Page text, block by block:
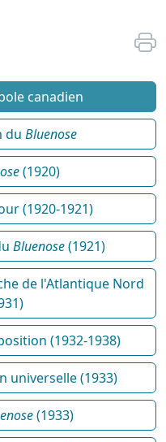
canadien
du Bluenose
(1920)
(1920-1921)
Bluenose(1921)
de l'Atlantique Nord
(1932-1938)
universelle (1933)
(1933)